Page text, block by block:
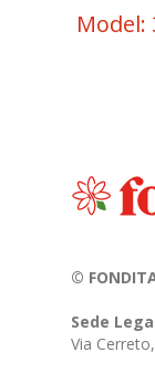
Model:
©
Sede
Via